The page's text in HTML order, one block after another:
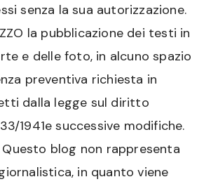
senza la sua autorizzazione.
la pubblicazione dei testi in
e delle foto, in alcuno spazio
preventiva richiesta in
dalla legge sul diritto
1941e successive modifiche.
Questo blog non rappresenta
in quanto viene